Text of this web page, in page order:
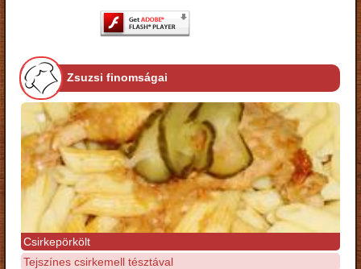
Zsuzsi finomságai
Csirkepörkölt
Tejszínes csirkemell tésztával